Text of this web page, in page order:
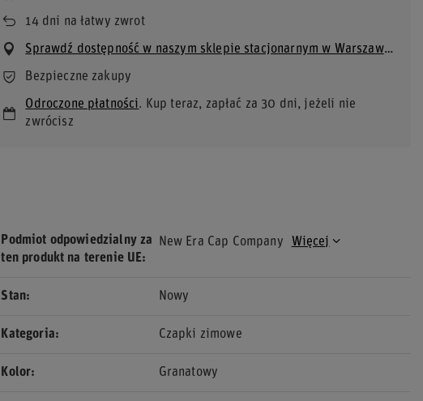
14dni na łatwy zwrot
Sprawdź dostępność w naszym sklepie stacjonarnym w Warszawie
Bezpieczne zakupy
Odroczone płatności. Kup teraz, zapłać za 30 dni, jeżeli nie
zwrócisz
Podmiot odpowiedzialny za
ten produkt na terenie UE
New Era Cap Company Więcej
Stan Nowy
Kategoria Czapki zimowe
Kolor Granatowy